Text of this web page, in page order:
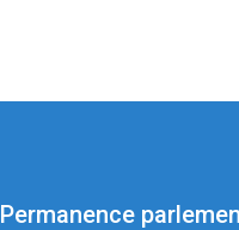
Permanence